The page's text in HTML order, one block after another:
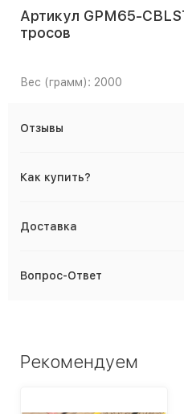
Артикул GPM65-
тросов
Вес (грамм): 2000
Отзывы
Как купить?
Доставка
Вопрос-Ответ
Рекомендуем